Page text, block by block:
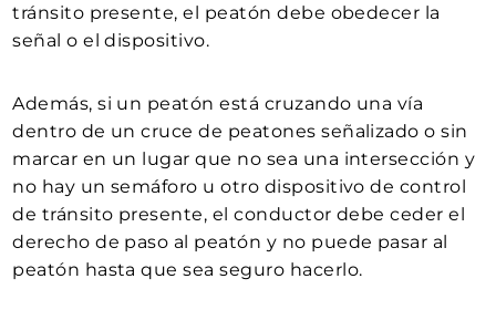
tránsito presente, el peatón debe obedecer la
señal o el dispositivo.
Además, si un peatón está cruzando una vía
dentro de un cruce de peatones señalizado o sin
marcar en un lugar que no sea una intersección y
no hay un semáforo u otro dispositivo de control
de tránsito presente, el conductor debe ceder el
derecho de paso al peatón y no puede pasar al
peatón hasta que sea seguro hacerlo.